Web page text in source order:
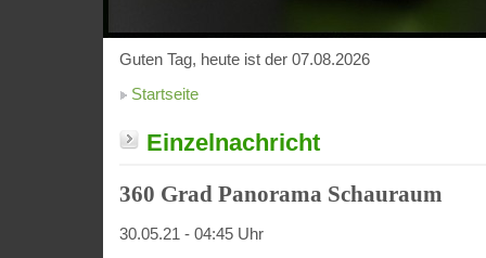
Guten Tag, heute ist der 07.08.2026
Startseite
Einzelnachricht
360 Grad Panorama Schauraum
30.05.21 - 04:45 Uhr